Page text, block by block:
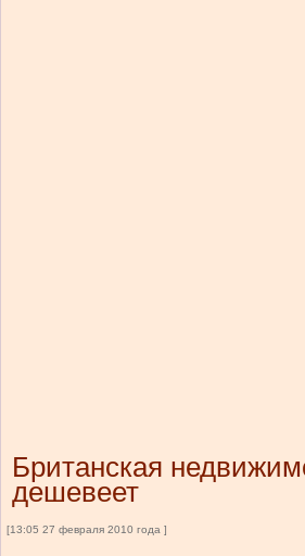
Британская
дешевеет
[13:05 27 февраля 2010 года ]